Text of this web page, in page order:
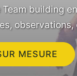
building
MESURE